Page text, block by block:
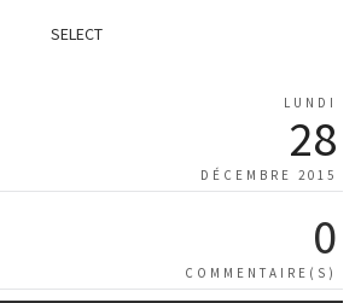
SELECT
LUNDI
28
DÉCEMBRE 2015
0
COMMENTAIRE(S)